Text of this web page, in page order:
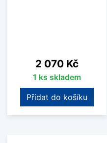
Cena
2 070 Kč
1 ks skladem
Přidat do košíku